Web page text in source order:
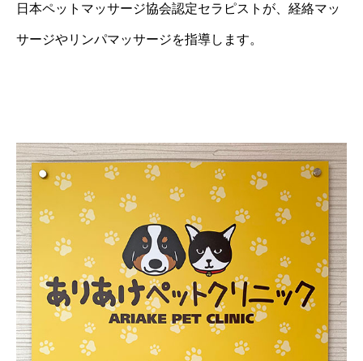
日本ペットマッサージ協会認定セラピストが、経絡マッ
サージやリンパマッサージを指導します。